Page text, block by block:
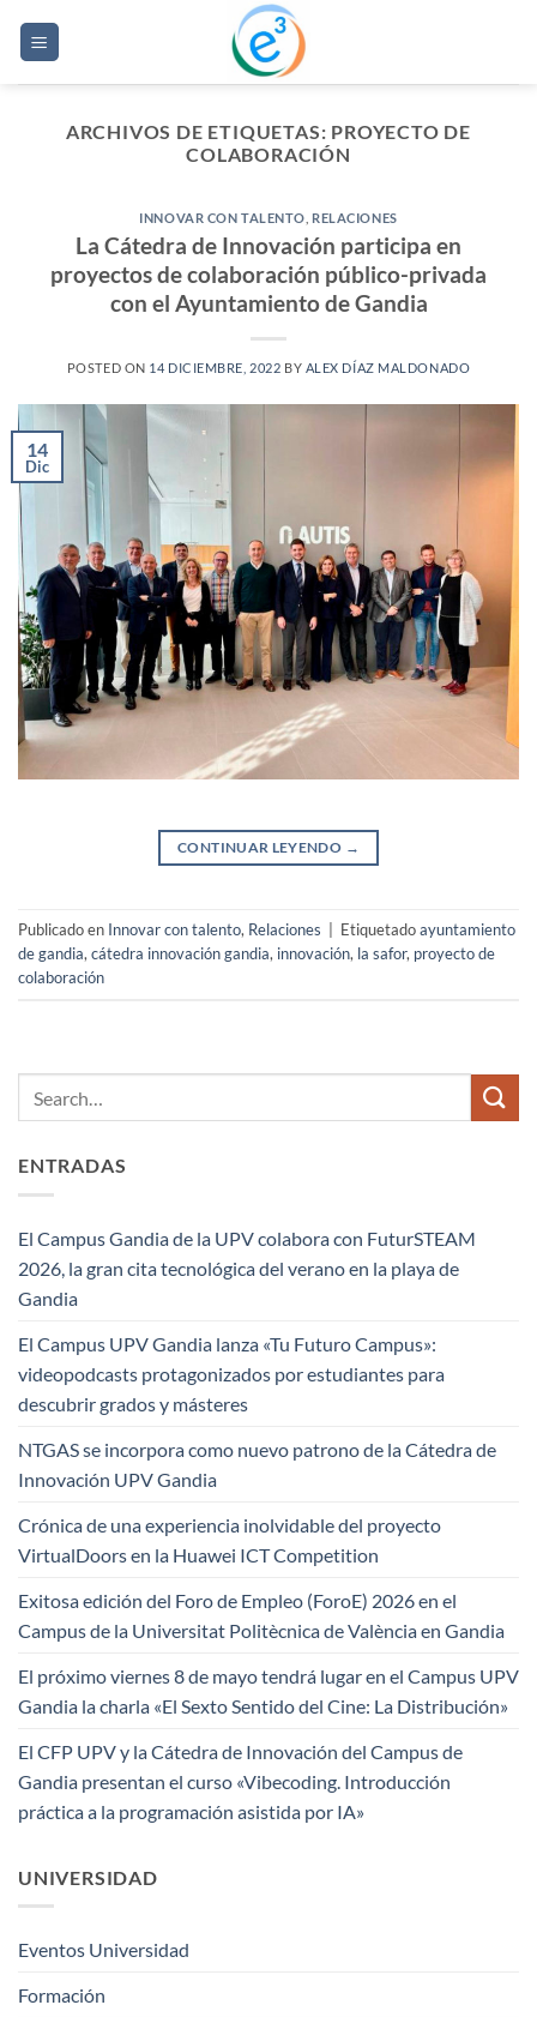
ARCHIVOS DE ETIQUETAS: PROYECTO DE
COLABORACIÓN
INNOVAR CON TALENTO RELACIONES
La Cátedra de Innovación participa en
proyectos de colaboración público-privada
con el Ayuntamiento de Gandia
POSTED ON 14 DICIEMBRE, 2022 BY ALEX DÍAZ MALDONADO
14
Dic
CONTINUAR LEYENDO →
Publicado en Innovar con talento, Relaciones Etiquetadoayuntamiento
de gandia,cátedra innovación gandia, innovación, la safor, proyecto de
colaboración
ENTRADAS
El Campus Gandia de la UPV colabora con FuturSTEAM
2026, la gran cita tecnológica del verano en la playa de
Gandia
El Campus UPV Gandia lanza «Tu Futuro Campus»:
videopodcasts protagonizados por estudiantes para
descubrir grados y másteres
NTGAS se incorpora como nuevo patrono de la Cátedra de
Innovación UPV Gandia
Crónica de una experiencia inolvidable del proyecto
VirtualDoors en la Huawei ICT Competition
Exitosa edición del Foro de Empleo (ForoE) 2026 en el
Campus de la Universitat Politècnica de València en Gandia
El próximo viernes 8 de mayo tendrá lugar en el Campus UPV
Gandia la charla «El Sexto Sentido del Cine: La Distribución»
El CFP UPV y la Cátedra de Innovación del Campus de
Gandia presentan el curso «Vibecoding. Introducción
práctica a la programación asistida por IA»
UNIVERSIDAD
Eventos Universidad
Formación